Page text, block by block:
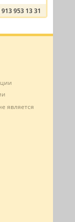
913 953 13 31
является